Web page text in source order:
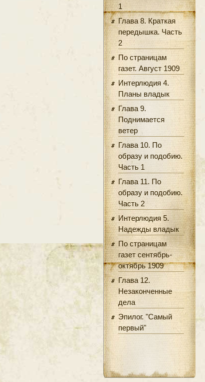
1
Глава 8. Краткая
передышка. Часть
2
По страницам
газет. Август 1909
Интерлюдия 4.
Планы владык
Глава 9.
Поднимается
ветер
Глава 10. По
образу и подобию.
Часть 1
Глава 11. По
образу и подобию.
Часть 2
Интерлюдия 5.
Надежды владык
По страницам
газет сентябрь-
октябрь 1909
Глава 12.
Незаконченные
дела
Эпилог. "Самый
первый"